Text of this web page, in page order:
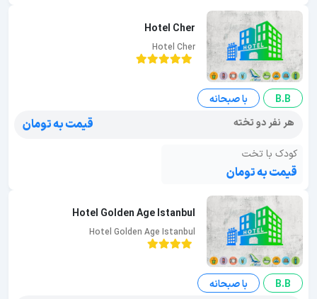
Hotel Cher
Hotel Cher
B.B
با صبحانه
هر نفر دو تخته
قیمت به تومان
کودک با تخت
قیمت به تومان
Hotel Golden Age Istanbul
Hotel Golden Age Istanbul
B.B
با صبحانه